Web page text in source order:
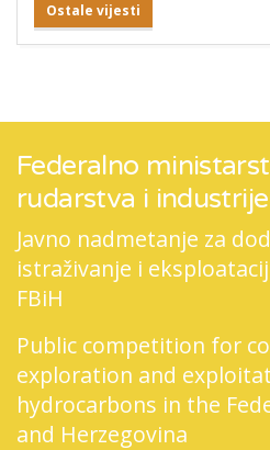
Ostale vijesti
Federalno
rudarstva i industrije
Javno nadmetanje za
istraživanje i
FBiH
Public competition for
exploration and
hydrocarbons in the
and Herzegovina